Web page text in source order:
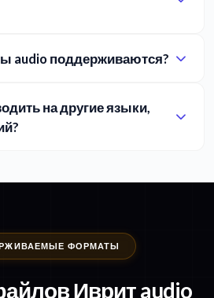
audio поддерживаются?
на другие языки,
ФОРМАТЫ
Иврит audio